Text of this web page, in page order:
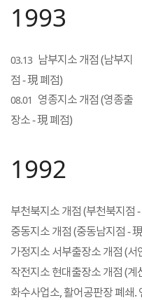
1993
03.13 남부지소 개점 (남부지
점 - 現 폐점)
08.01 영종지소 개점 (영종출
장소 - 現 폐점)
1992
부천북지소 개점 (부천북지점
중동지소 개점 (중동남지점 -
가정지소 서부출장소 개점 (
작전지소 현대출장소 개점 (계
화수사업소, 활어공판장 폐쇄.